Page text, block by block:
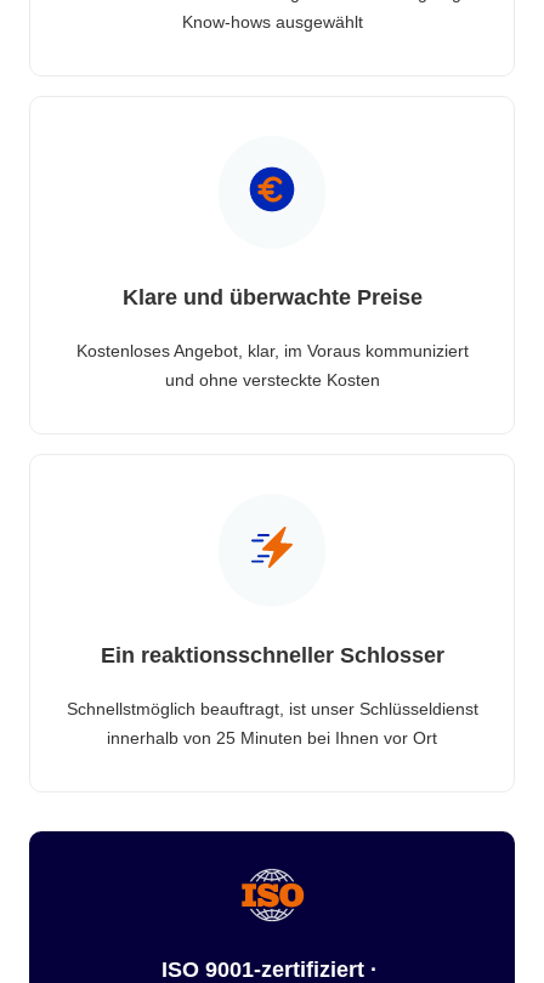
Know-hows ausgewählt
Klare und überwachte Preise
Kostenloses Angebot, klar, im Voraus kommuniziert
und ohne versteckte Kosten
Ein reaktionsschneller Schlosser
Schnellstmöglich beauftragt, ist unser Schlüsseldienst
innerhalb von 25 Minuten bei Ihnen vor Ort
ISO 9001-zertifiziert ·